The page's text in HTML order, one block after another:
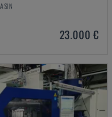
23.000 €